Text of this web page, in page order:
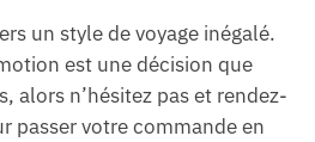
un style de voyage inégalé.
est une décision que
alors n’hésitez pas et rendez-
passer votre commande en